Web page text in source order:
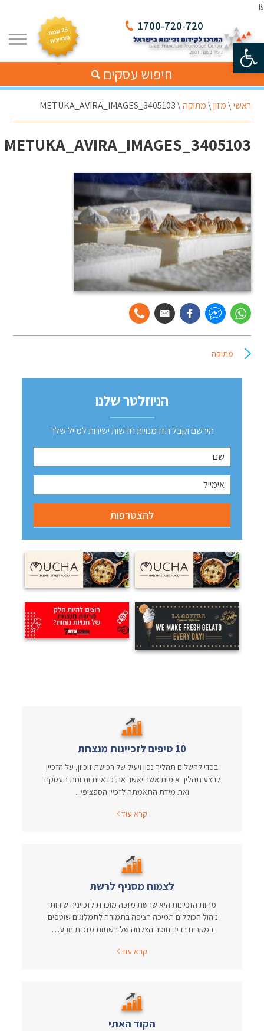
פתח סרגל נגישות
ß
1700-720-720
חיפוש עסקים
ראשי\מזון\מתוקה\
METUKA_AVIRA_IMAGES_3405103
METUKA_AVIRA_IMAGES_3405103
מתוקה
הניוזלטר שלנו
הירשם וקבל הזדמנויות חדשות ישירות למייל שלך
10 טיפים לזכיינות מנצחת
בכדי להשלים תהליך נכון ויעיל של רכישת זיכיון, על הזכיין
לבצע תהליך אימות אשר יאשר את כדאיות ונכונות העסקה
ואת מידת התאמתה לזכיין הספציפי...
קרא עוד
לצמוח מסניף לרשת
מהות הזכיינות היא שרשת מזכה מוכרת לזכייניה שירותי
ניהול הכוללים תמיכה רציפה בתמורה לתמלוגים שוטפים.
במקרים רבים חוסר הצלחה של רשתות מזכות נובע…
קרא עוד
הקוד האתי